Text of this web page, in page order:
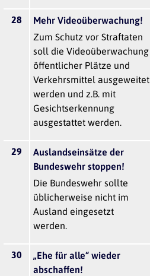
28
Mehr Videoüberwachung!
Zum Schutz vor Straftaten
soll die Videoüberwachung
öffentlicher Plätze und
Verkehrsmittel ausgeweitet
werden und z.B. mit
Gesichtserkennung
ausgestattet werden.
29
Auslandseinsätze der
Bundeswehr stoppen!
Die Bundeswehr sollte
üblicherweise nicht im
Ausland eingesetzt
werden.
30
„Ehe für alle“ wieder
abschaffen!